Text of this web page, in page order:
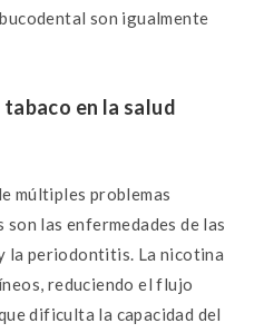
son igualmente
en la salud
múltiples problemas
las enfermedades de las
la periodontitis. La nicotina
reduciendo el flujo
dificulta la capacidad del